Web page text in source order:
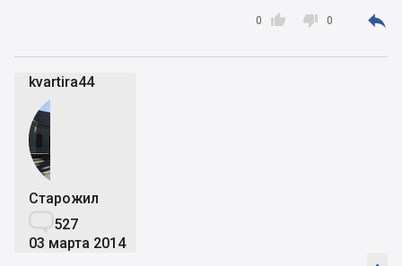

0  0 
kvartira44
Старожил
527
03 марта 2014